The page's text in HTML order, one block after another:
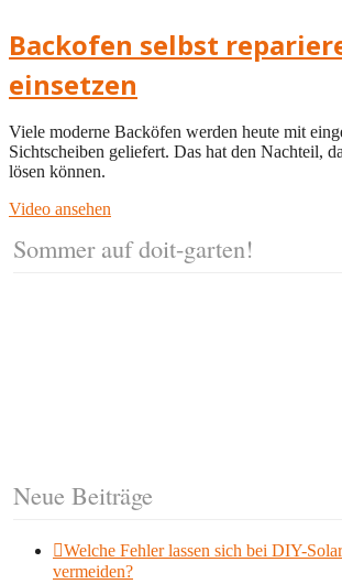
Backofen selbst
einsetzen
Viele moderne Backöfen werden heute mit
Sichtscheiben geliefert. Das hat den Nachteil,
lösen können.
Video ansehen
Sommer auf doit-garten!
Neue Beiträge
Welche Fehler lassen sich bei DIY-
vermeiden?